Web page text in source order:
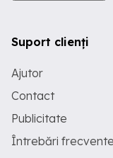
Suport clienți
Ajutor
Contact
Publicitate
Întrebări frecvente